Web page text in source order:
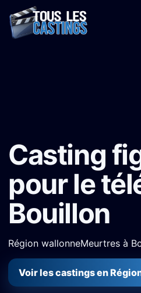
Casting
pour le
Bouillon
Région wallonneMeurtres à
Voir les castings en